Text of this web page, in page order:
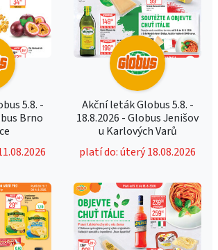
5.8. -
Brno
Akční leták Globus 5.8. -
18.8.2026 - Globus Jenišov
u Karlových Varů
platí do: úterý 18.08.2026